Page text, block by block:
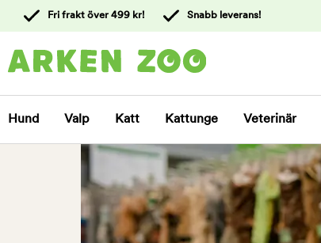
kundtjänst
Fri frakt över 499 kr! Snabb leverans!
Hund Valp Katt Kattunge Veterinär